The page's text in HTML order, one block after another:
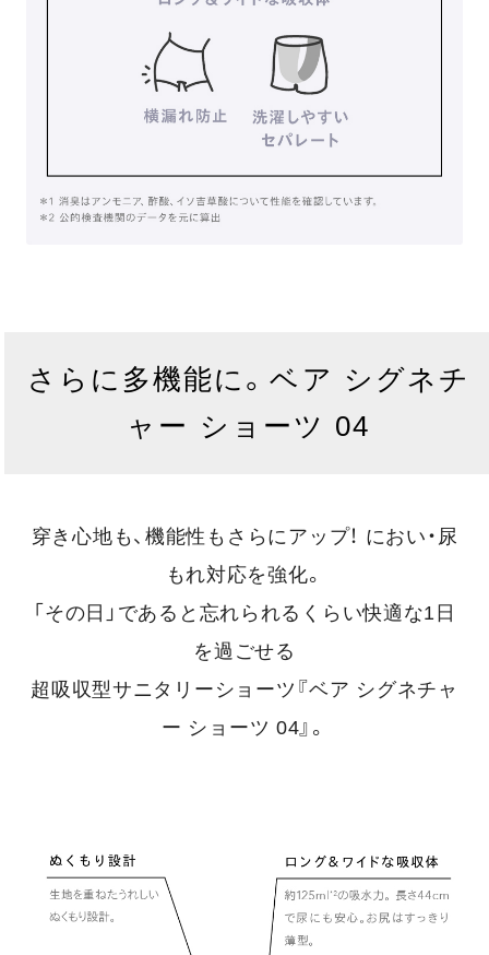
さらに多機能に。ベア シグネチ
ャー ショーツ 04
穿き心地も、機能性もさらにアップ！ におい・尿
もれ対応を強化。
「その日」であると忘れられるくらい快適な1日
を過ごせる
超吸収型サニタリーショーツ『ベア シグネチャ
ー ショーツ 04』。